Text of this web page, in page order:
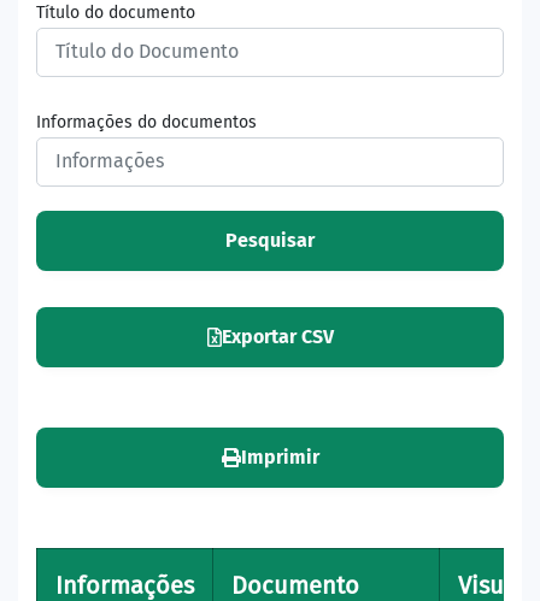
Título do documento
Informações do documentos
Pesquisar
Exportar CSV
Imprimir
Informações Documento